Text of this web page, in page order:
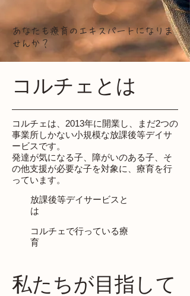
あなたも療育のエキスパートになりま
せんか？
コルチェとは
コルチェは、2013年に開業し、まだ2つの
事業所しかない小規模な放課後等デイサ
ービスです。
発達が気になる子、障がいのある子、そ
の他支援が必要な子を対象に、療育を行
っています。
​放課後等デイサービスと
は
​コルチェで行っている療
育
私たちが目指して